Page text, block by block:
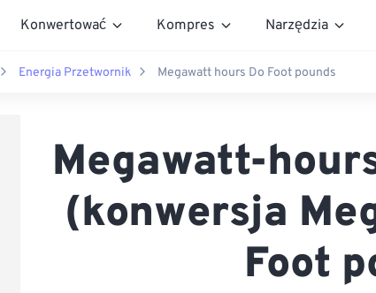
Konwertować Kompres Narzędzia
Energia Przetwornik Megawatt hours Do Foot pounds
Megawatt-
(konwersja
Foot